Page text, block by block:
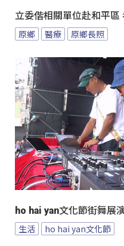
立委偕相關單位赴和平區
原鄉 醫療 原鄉長照
ho hai yan文化節街舞展
生活 ho hai yan文化節